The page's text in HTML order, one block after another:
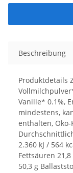
Beschreibung
Produktdetails
Vanille* 0.1%,
mindestens,
enthalten, Öko-
2.360 kJ / 564
Fettsäuren
50,3 g